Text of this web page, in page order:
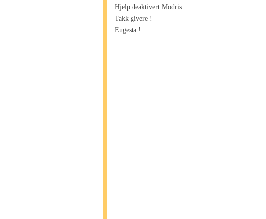
Hjelp deaktivert Modris
Takk givere !
Eugesta !